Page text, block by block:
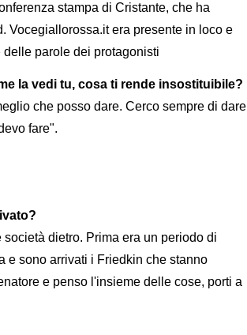
stampa di Cristante, che ha
Vocegiallorossa.it era presente in loco e
parole dei protagonisti
la vedi tu, cosa ti rende insostituibile?
che posso dare. Cerco sempre di dare
fare".
dietro. Prima era un periodo di
e sono arrivati i Friedkin che stanno
e penso l'insieme delle cose, porti a